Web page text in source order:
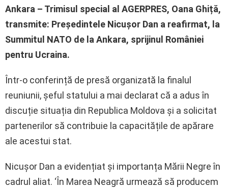
Ankara – Trimisul special al AGERPRES, Oana Ghiță,
transmite: Președintele Nicușor Dan a reafirmat, la
Summitul NATO de la Ankara, sprijinul României
pentru Ucraina.
Într-o conferință de presă organizată la finalul
reuniunii, șeful statului a mai declarat că a adus în
discuție situația din Republica Moldova și a solicitat
partenerilor să contribuie la capacitățile de apărare
ale acestui stat.
Nicușor Dan a evidențiat și importanța Mării Negre în
cadrul aliat. ‘În Marea Neagră urmează să producem